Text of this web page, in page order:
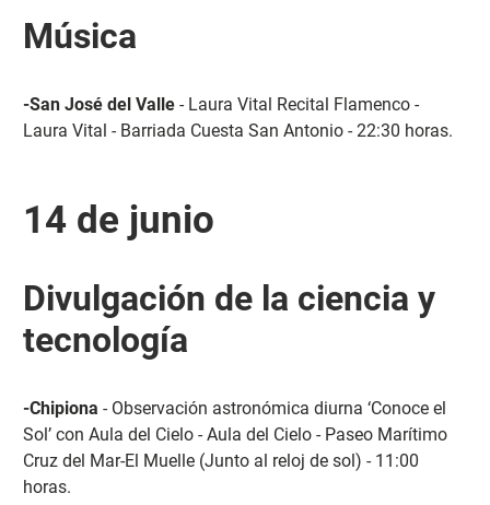
Música
-San José del Valle- Laura Vital Recital Flamenco -
Laura Vital - Barriada Cuesta San Antonio - 22:30 horas.
14 de junio
Divulgación de la ciencia y
tecnología
-Chipiona - Observación astronómica diurna ‘Conoce el
Sol’ con Aula del Cielo - Aula del Cielo - Paseo Marítimo
Cruz del Mar-El Muelle (Junto al reloj de sol) - 11:00
horas.